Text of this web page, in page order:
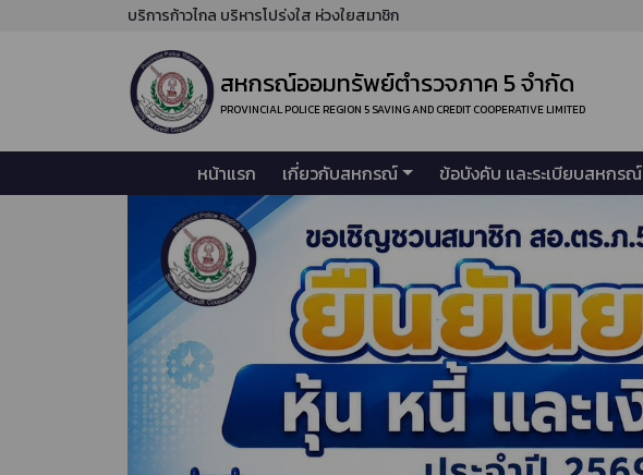
บริการก้าวไกล บริหารโปร่งใส ห่วงใยสมาชิก
สหกรณ์ออมทรัพย์ตำรวจภาค 5 จำกัด
PROVINCIAL POLICE REGION 5 SAVING AND CREDIT COOPERATIVE LIMITED
หน้าแรก เกี่ยวกับสหกรณ์ ข้อบังคับ และระเบียบสหกรณ์